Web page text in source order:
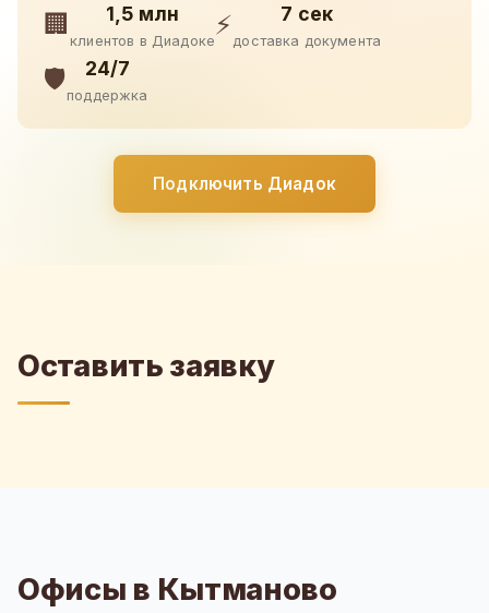
🏢 1,5 млн
клиентов в Диадоке
⚡ 7 сек
доставка документа
🛡️ 24/7
поддержка
Подключить Диадок
Оставить заявку
Офисы в Кытманово